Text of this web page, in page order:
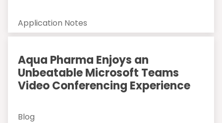
Application Notes
Aqua Pharma Enjoys an
Unbeatable Microsoft Teams
Video Conferencing Experience
Blog